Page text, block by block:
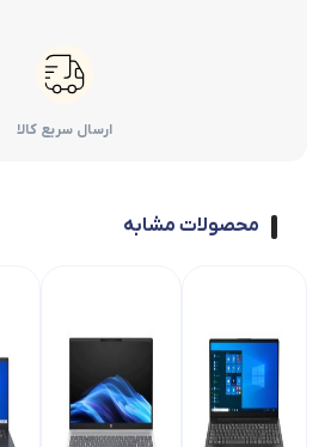
ارسال سریع کالا
محصولات مشابه